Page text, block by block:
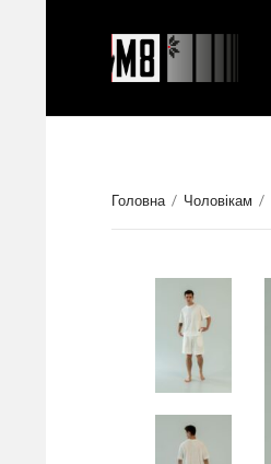
Головна / Чоловікам /